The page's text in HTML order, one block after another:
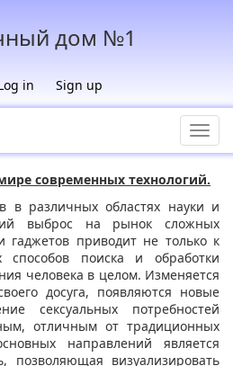
дом №1
in Sign up
современных технологий.
в различных областях науки и
выброс на рынок сложных
гаджетов приводит не только к
поиска и обработки
человека в целом. Изменяется
досуга, появляются новые
сексуальных потребностей
отличным от традиционных
направлений является
позволяющая визуализировать